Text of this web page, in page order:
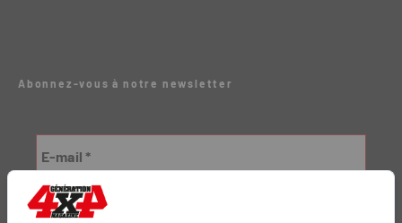
Abonnez-vous à notre newsletter